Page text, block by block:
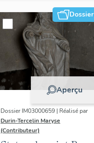
Dossier
Aperçu
Dossier IM03000659 | Réalisé par
Durin-Tercelin Maryse
(Contributeur)